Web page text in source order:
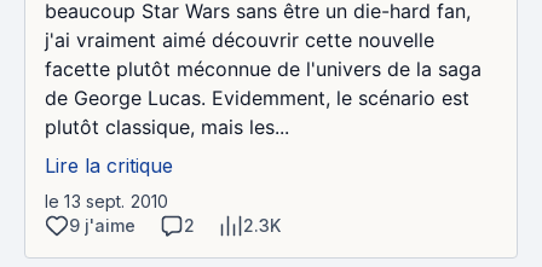
beaucoup Star Wars sans être un die-hard fan,
j'ai vraiment aimé découvrir cette nouvelle
facette plutôt méconnue de l'univers de la saga
de George Lucas. Evidemment, le scénario est
plutôt classique, mais les...
Lire la critique
le 13 sept. 2010
9 j'aime
2 2.3K